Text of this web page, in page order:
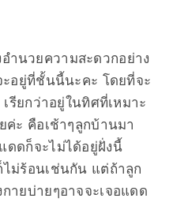
ำนวยความสะดวกอย่าง
อยู่ที่ชั้นนี้นะคะ โดยที่จะ
รียกว่าอยู่ในทิศที่เหมาะ
ค่ะ คือเช้าๆลูกบ้านมา
ดดก็จะไม่ได้อยู่ฝั่งนี้
ม่ร้อนเช่นกัน แต่ถ้าลูก
ายบ่ายๆอาจจะเจอแดด